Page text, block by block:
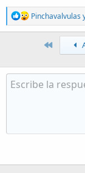
R
e
a
o
n
Pinchavalvulas
Primero